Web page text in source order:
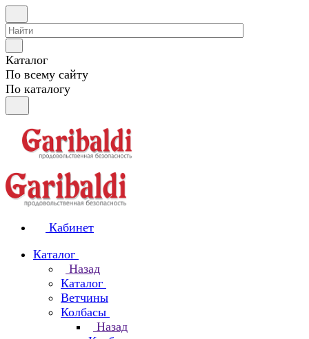
Каталог
По всему сайту
По каталогу
Кабинет
Каталог
Назад
Каталог
Ветчины
Колбасы
Назад